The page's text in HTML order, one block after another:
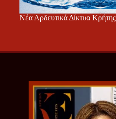
Νέα Αρδευτικά Δίκτυα Κρήτης